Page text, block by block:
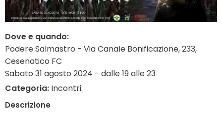
Dove e quando:
Podere Salmastro - Via Canale Bonificazione, 233,
Cesenatico FC
Sabato 31 agosto 2024 - dalle 19 alle 23
Categoria: Incontri
Descrizione